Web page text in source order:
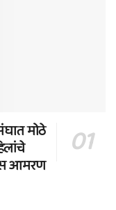
मोठे
आमरण